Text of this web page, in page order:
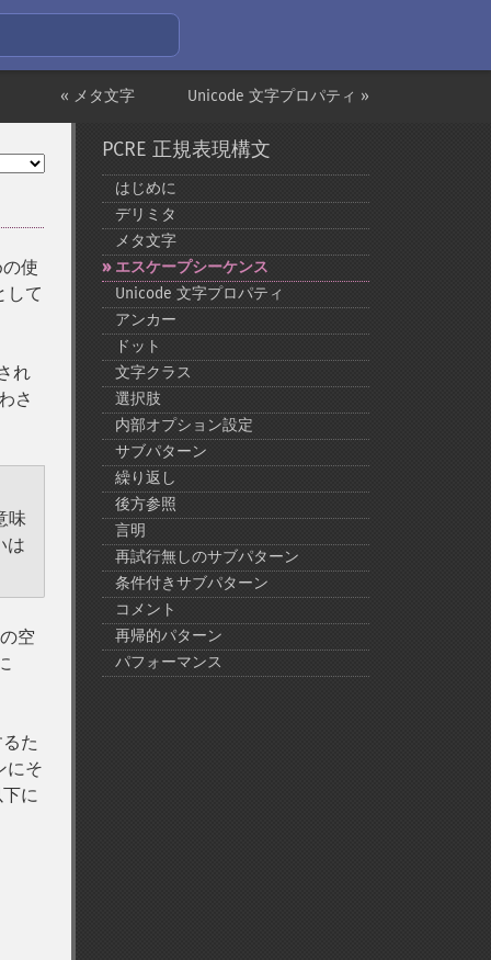
Unicode 文字プロパティ »
« メタ文字
使
して
れ
さ
味
は
空
た
にそ
に
PCRE 正規表現構文
はじめに
デリミタ
メタ文字
エスケープシーケンス
Unicode 文字プロパティ
アンカー
ドット
文字クラス
選択肢
内部オプション設定
サブパターン
繰り返し
後方参照
言明
再試行無しのサブパターン
条件付きサブパターン
コメント
再帰的パターン
パフォーマンス